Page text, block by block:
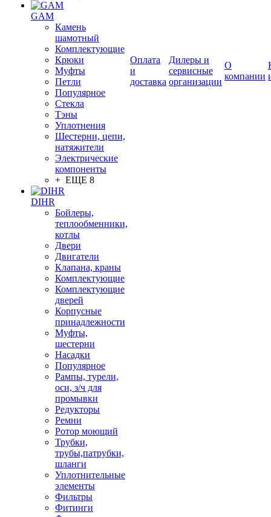
GAM
Камень
шамотный
Комплектующие
Крюки
Муфты
Петли
Популярное
Стекла
Тэны
Уплотнения
Шестерни, цепи,
натяжители
Электрические
компоненты
+ ЕЩЕ 8
DIHR
Бойлеры,
теплообменники,
котлы
Двери
Двигатели
Клапана, краны
Комплектующие
Комплектующие
дверей
Корпусные
принадлежности
Муфты,
шестерни
Насадки
Популярное
Рампы, турели,
оси, з/ч для
промывки
Редукторы
Ремни
Ротор моющий
Трубки,
трубы,патрубки,
шланги
Уплотнительные
элементы
Фильтры
Фитинги
Оплата
и
доставка
Дилеры и
сервисные
организации
О
компании